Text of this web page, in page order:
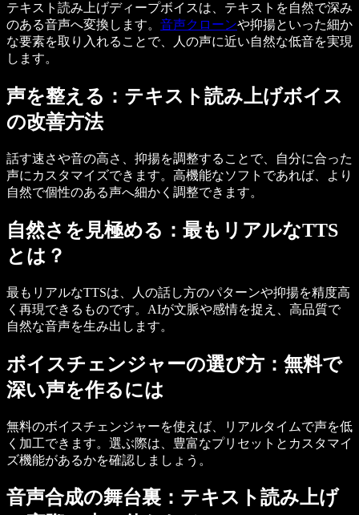
テキスト読み上げディープボイスは、テキストを自然で深み
のある音声へ変換します。 音声クローンや抑揚といった細か
な要素を取り入れることで、人の声に近い自然な低音を実現
します。
声を整える：テキスト読み上げボイス
の改善方法
話す速さや音の高さ、抑揚を調整することで、自分に合った
声にカスタマイズできます。高機能なソフトであれば、より
自然で個性のある声へ細かく調整できます。
自然さを見極める：最もリアルなTTS
とは？
最もリアルなTTSは、人の話し方のパターンや抑揚を精度高
く再現できるものです。AIが文脈や感情を捉え、高品質で
自然な音声を生み出します。
ボイスチェンジャーの選び方：無料で
深い声を作るには
無料のボイスチェンジャーを使えば、リアルタイムで声を低
く加工できます。選ぶ際は、豊富なプリセットとカスタマイ
ズ機能があるかを確認しましょう。
音声合成の舞台裏：テキスト読み上げ